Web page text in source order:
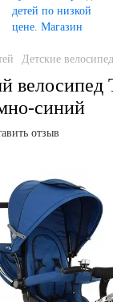
Детские
синий
отзыв